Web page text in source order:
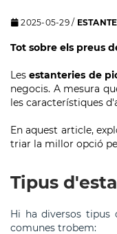
2025-05-29/
Tot sobre els preus
Lesestanteries de
negocis. A mesura
les característiques
En aquest article,
triar la millor opció
Tipus
Hi ha diversos tipus
comunes trobem: